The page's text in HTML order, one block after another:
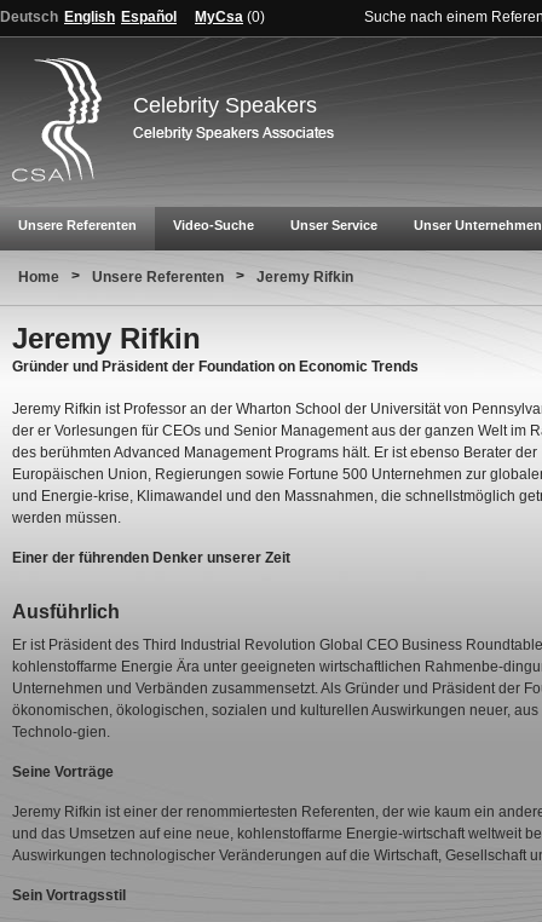
Deutsch English Español MyCsa (0) Suche nach einem
Celebrity Speakers
Unsere Referenten Video-Suche Unser Service Unser Unternehmen
Home > Unsere Referenten > Jeremy Rifkin
Jeremy Rifkin
Gründer und Präsident der Foundation on Economic Trends
Jeremy Rifkin ist Professor an der Wharton School der Universität von
der er Vorlesungen für CEOs und Senior Management aus der ganzen Welt im
des berühmten Advanced Management Programs hält. Er ist ebenso Berater der
Europäischen Union, Regierungen sowie Fortune 500 Unternehmen zur
und Energie-krise, Klimawandel und den Massnahmen, die schnellstmöglich
werden müssen.
Einer der führenden Denker unserer Zeit
Ausführlich
Er ist Präsident des Third Industrial Revolution Global CEO Business
kohlenstoffarme Energie Ära unter geeigneten wirtschaftlichen Rahmenbe-
Unternehmen und Verbänden zusammensetzt. Als Gründer und Präsident der
ökonomischen, ökologischen, sozialen und kulturellen Auswirkungen neuer,
Technolo-gien.
Seine Vorträge
Jeremy Rifkin ist einer der renommiertesten Referenten, der wie kaum ein
und das Umsetzen auf eine neue, kohlenstoffarme Energie-wirtschaft weltweit
Auswirkungen technologischer Veränderungen auf die Wirtschaft, Gesellschaft
Sein Vortragsstil